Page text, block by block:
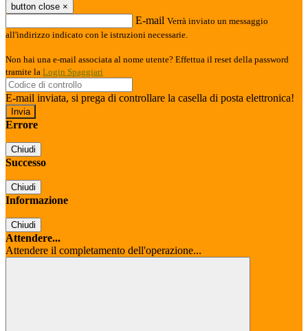
button close ×
E-mail Verrà inviato un messaggio
all'indirizzo indicato con le istruzioni necessarie.
Non hai una e-mail associata al nome utente? Effettua il reset della password
tramite la Login Spaggiari
E-mail inviata, si prega di controllare la casella di posta elettronica!
Errore
Chiudi
Successo
Chiudi
Informazione
Chiudi
Attendere...
Attendere il completamento dell'operazione...